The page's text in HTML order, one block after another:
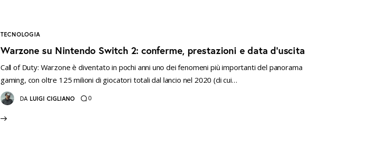
TECNOLOGIA
Warzone su Nintendo Switch 2: conferme, prestazioni e data d’uscita
Call of Duty: Warzone è diventato in pochi anni uno dei fenomeni più importanti del panorama
gaming, con oltre 125 milioni di giocatori totali dal lancio nel 2020 (di cui…
DA LUIGI CIGLIANO 0